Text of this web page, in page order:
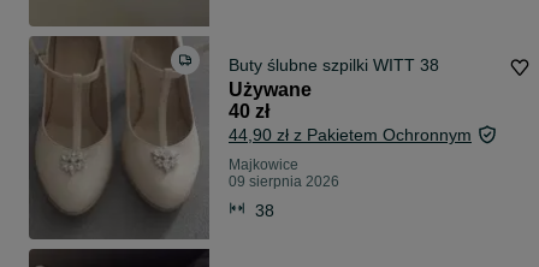
Buty ślubne szpilki WITT 38
Używane
40 zł
44,90 zł z Pakietem Ochronnym
Majkowice
09 sierpnia 2026
38